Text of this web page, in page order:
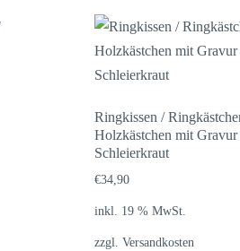
Ringkissen /
Holzkästchen mit
Schleierkraut
€34,90
inkl. 19 % MwSt.
zzgl.Versandkosten